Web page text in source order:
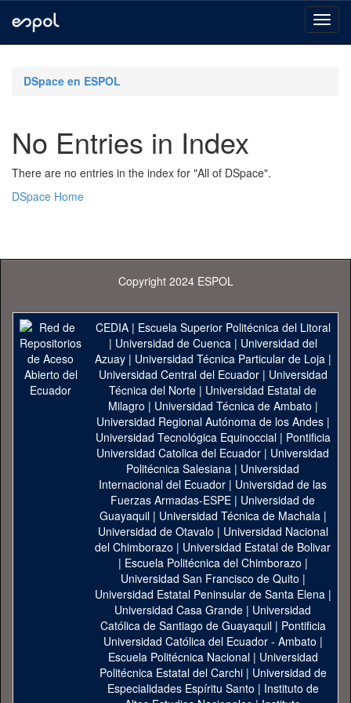
navigationDSpace en ESPOL
No Entries in Index
There are no entries in the index for "All of DSpace".
DSpace Home
Copyright 2024 ESPOL
CEDIA| Escuela Superior Politécnica del Litoral
| Universidad de Cuenca| Universidad del
Azuay| Universidad Técnica Particular de Loja|
Universidad Central del Ecuador| Universidad
Técnica del Norte | Universidad Estatal de
Milagro | Universidad Técnica de Ambato |
Universidad Regional Autónoma de los Andes|
Universidad Tecnológica Equinoccial| Pontificia
Universidad Catolica del Ecuador | Universidad
Politécnica Salesiana | Universidad
Internacional del Ecuador | Universidad de las
Fuerzas Armadas-ESPE | Universidad de
Guayaquil| Universidad Técnica de Machala|
Universidad de Otavalo | Universidad Nacional
del Chimborazo | Universidad Estatal de Bolivar
| Escuela Politécnica del Chimborazo |
Universidad San Francisco de Quito |
Universidad Estatal Peninsular de Santa Elena|
Universidad Casa Grande | Universidad
Católica de Santiago de Guayaquil| Pontificia
Universidad Católica del Ecuador - Ambato |
Escuela Politécnica Nacional| Universidad
Politécnica Estatal del Carchi| Universidad de
Especialidades Espíritu Santo | Instituto de